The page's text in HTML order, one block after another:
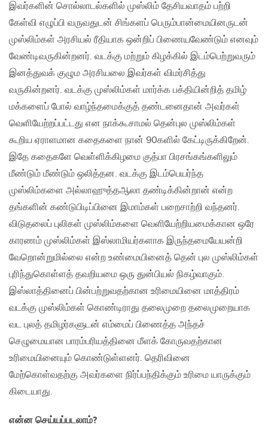
இவர்களின் சொல்லாடல்களில் முஸ்லிம் தேசியவாதம் பற்றி
கேள்வி எழுப்பி வருவதுடன் சிங்களப் பெரும்பான்மையினருடன்
முஸ்லிம்கள் அரசியல் ரீதியாக ஒன்றிப் பிணையவேண்டும் எனவும்
வேண்டிவருகின்றனர். வடக்கு மற்றும் கிழக்கில் இடம்பெற்றுவரும்
இனத்துவக் குழும அரசியலை இவர்கள் விமர்சித்து
வருகின்றனர். வடக்கு முஸ்லிம்கள் மார்க்க பக்தியின்றித் தமிழ்
மக்களைப் போல் வாழ்ந்தமைக்குத் தண்டனைதான் அவர்கள்
வெளியேற்றப்பட்டது என நாக்கூசாமல் தென்புல முஸ்லிம்கள்
கூறிய ஏராளமான கதைகளை நான் 90களில் கேட்டிருக்கிறேன்.
இதே கதைகளே வெள்ளிக்கிழமை குத்பா பிரசங்கங்களிலும்
மீண்டும் மீண்டும் ஒலித்தன. வடக்கு இடம்பெயர்ந்த
முஸ்லிம்களை அல்லாஹுத்தஆலா தண்டிக்கின்றான் என்ற
தங்களின் கண்டுபிடிப்பினை இமாம்கள் பறைசாற்றி வந்தனர்.
விடுதலைப் புலிகள் முஸ்லிம்களை வெளியேற்றியமைக்கான ஒரே
காரணம் முஸ்லிம்கள் இஸ்லாமியர்களாக இருந்தமையேயன்றி
வேறொன்றுமில்லை என்ற உண்மையினைத் தென் புல முஸ்லிம்கள்
புரிந்துகொள்ளத் தவறியமை ஒரு துன்பியல் நிகழ்வாகும்.
இஸ்லாத்தினைப் பின்பற்றுவதற்கான உரிமையினை மாத்திரம்
வடக்கு முஸ்லிம்கள் கொண்டிராது தலைமுறை தலைமுறையாக
வட புலத் தமிழர்களுடன் எம்மைப் பிணைத்த அந்தச்
செழுமையான பாரம்பரியத்தினை மீளக் கோருவதற்கான
உரிமையினையும் கொண்டுள்ளனர். தெரிவினை
மேற்கொள்வதற்கு அவர்களை நிர்ப்பந்திக்கும் உரிமை யாருக்கும்
கிடையாது.
என்ன செய்யப்படலாம்?